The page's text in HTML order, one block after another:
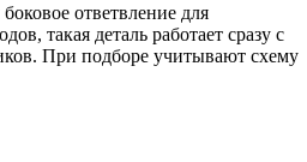
ответвление для
такая деталь работает сразу с
При подборе учитывают схему